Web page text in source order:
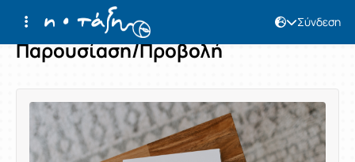
Σύνδεση
Παρουσίαση/Προβολή